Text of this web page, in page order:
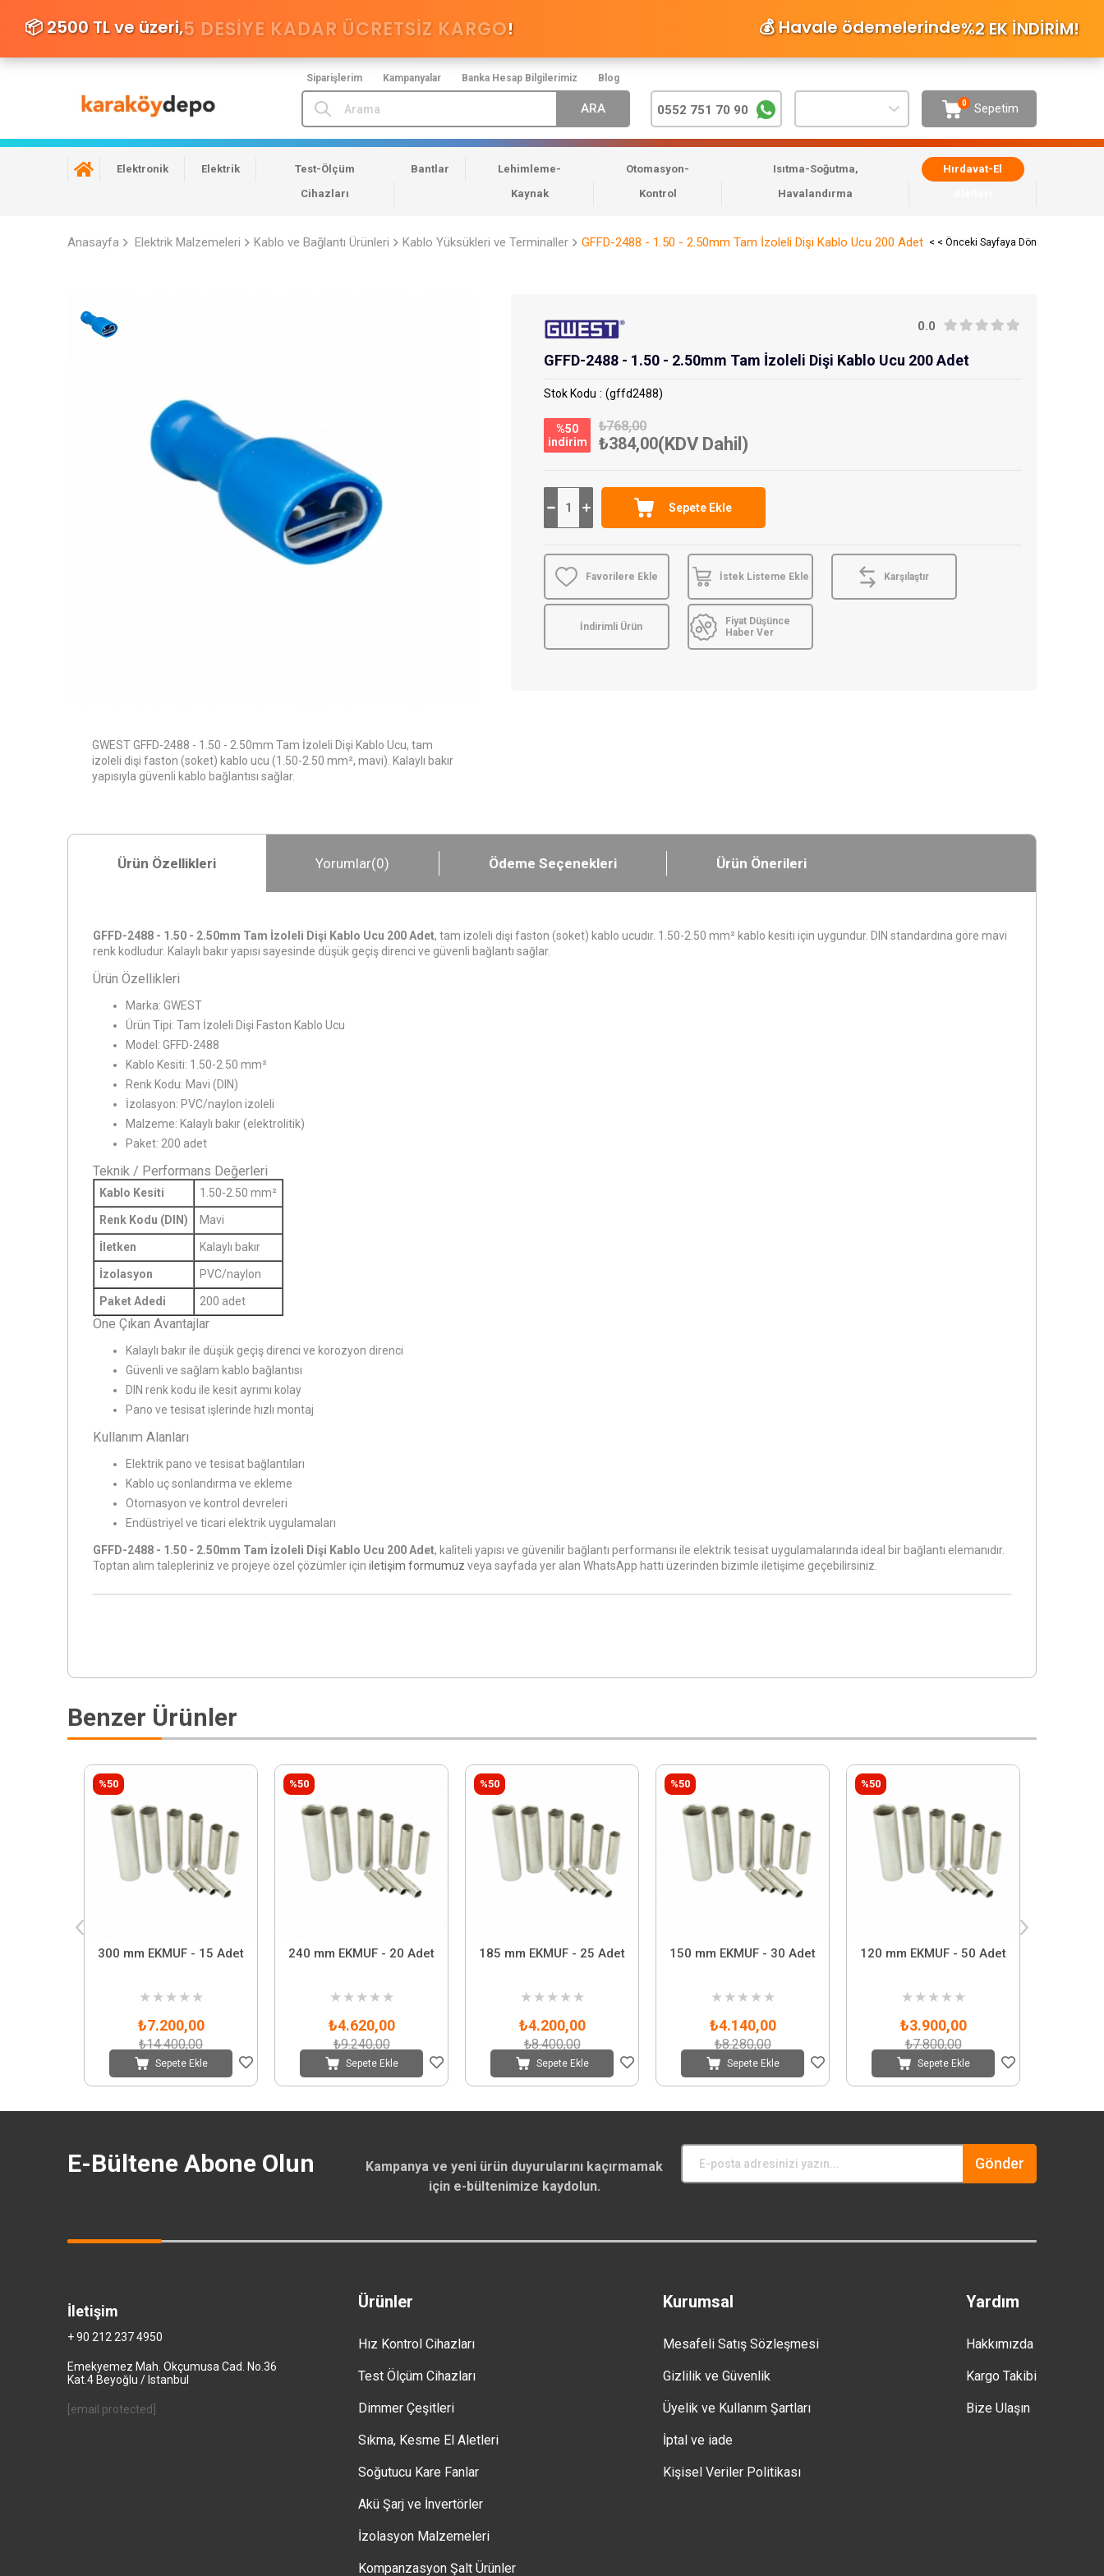
Siparişlerim Kampanyalar Banka Hesap Bilgilerimiz Blog
📦 2500 TL ve üzeri,5 DESIYE KADAR ÜCRETSİZ KARGO! 💰 Havale ödemelerinde%2 EK İNDİRİM!
Sepetim
0
0552 751 70 90
Elektronik Elektrik
Test-Ölçüm
Cihazları
Bantlar
Lehimleme-
Kaynak
Otomasyon-
Kontrol
Isıtma-Soğutma,
Havalandırma
Hırdavat-El
Anasayfa Elektrik Malzemeleri Kablo ve Bağlantı Ürünleri Kablo Yüksükleri ve Terminaller GFFD-2488 - 1.50 - 2.50mm Tam İzoleli Dişi Kablo Ucu 200 Adet < < Önceki Sayfaya Dön
GWEST GFFD-2488 - 1.50 - 2.50mm Tam İzoleli Dişi Kablo Ucu, tam
izoleli dişi faston (soket) kablo ucu (1.50-2.50 mm², mavi). Kalaylı bakır
yapısıyla güvenli kablo bağlantısı sağlar.
0.0
GFFD-2488 - 1.50 - 2.50mm Tam İzoleli Dişi Kablo Ucu 200 Adet
Stok Kodu (gffd2488)
%50
i̇ndirim
₺768,00
₺384,00(KDV Dahil)
Favorilere Ekle İstek Listeme Ekle Karşılaştır
İndirimli Ürün
Fiyat Düşünce
Haber Ver
Ürün Özellikleri Yorumlar(0) Ödeme Seçenekleri Ürün Önerileri
GFFD-2488 - 1.50 - 2.50mm Tam İzoleli Dişi Kablo Ucu 200 Adet, tam izoleli dişi faston (soket) kablo ucudır. 1.50-2.50 mm² kablo kesiti için uygundur. DIN standardına göre mavi
renk kodludur. Kalaylı bakır yapısı sayesinde düşük geçiş direnci ve güvenli bağlantı sağlar.
Ürün Özellikleri
Marka: GWEST
Ürün Tipi: Tam İzoleli Dişi Faston Kablo Ucu
Model: GFFD-2488
Kablo Kesiti: 1.50-2.50 mm²
Renk Kodu: Mavi (DIN)
İzolasyon: PVC/naylon izoleli
Malzeme: Kalaylı bakır (elektrolitik)
Paket: 200 adet
Teknik / Performans Değerleri
Kablo Kesiti 1.50-2.50 mm²
Renk Kodu (DIN) Mavi
İletken Kalaylı bakır
İzolasyon PVC/naylon
Paket Adedi 200 adet
Öne Çıkan Avantajlar
Kalaylı bakır ile düşük geçiş direnci ve korozyon direnci
Güvenli ve sağlam kablo bağlantısı
DIN renk kodu ile kesit ayrımı kolay
Pano ve tesisat işlerinde hızlı montaj
Kullanım Alanları
Elektrik pano ve tesisat bağlantıları
Kablo uç sonlandırma ve ekleme
Otomasyon ve kontrol devreleri
Endüstriyel ve ticari elektrik uygulamaları
GFFD-2488 - 1.50 - 2.50mm Tam İzoleli Dişi Kablo Ucu 200 Adet, kaliteli yapısı ve güvenilir bağlantı performansı ile elektrik tesisat uygulamalarında ideal bir bağlantı elemanıdır.
Toptan alım talepleriniz ve projeye özel çözümler için iletişim formumuz veya sayfada yer alan WhatsApp hattı üzerinden bizimle iletişime geçebilirsiniz.
Benzer Ürünler
300 mm EKMUF - 15 Adet
★ ★ ★ ★ ★
₺7.200,00
₺14.400,00
Sepete Ekle
%50
240 mm EKMUF - 20 Adet
★ ★ ★ ★ ★
₺4.620,00
₺9.240,00
Sepete Ekle
%50
185 mm EKMUF - 25 Adet
★ ★ ★ ★ ★
₺4.200,00
₺8.400,00
Sepete Ekle
%50
150 mm EKMUF - 30 Adet
★ ★ ★ ★ ★
₺4.140,00
₺8.280,00
Sepete Ekle
%50
120 mm EKMUF - 50 Adet
★ ★ ★ ★ ★
₺3.900,00
₺7.800,00
Sepete Ekle
%50
E-Bültene Abone Olun
Kampanya ve yeni ürün duyurularını kaçırmamak
için e-bültenimize kaydolun.
Gönder
Ürünler
Hız Kontrol Cihazları
Test Ölçüm Cihazları
Dimmer Çeşitleri
Sıkma, Kesme El Aletleri
Soğutucu Kare Fanlar
Akü Şarj ve İnvertörler
İzolasyon Malzemeleri
Kompanzasyon Şalt Ürünler
Kurumsal
Mesafeli Satış Sözleşmesi
Gizlilik ve Güvenlik
Üyelik ve Kullanım Şartları
İptal ve iade
Kişisel Veriler Politikası
Yardım
Hakkımızda
Kargo Takibi
Bize Ulaşın
İletişim
+ 90 212 237 4950
Emekyemez Mah. Okçumusa Cad. No.36
Kat.4 Beyoğlu / Istanbul
[email protected]